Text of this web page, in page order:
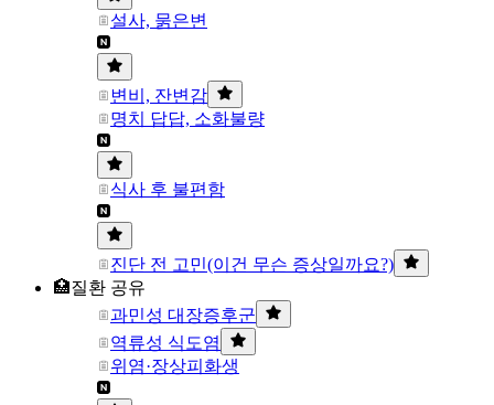
설사, 묽은변
변비, 잔변감
명치 답답, 소화불량
식사 후 불편함
진단 전 고민(이건 무슨 증상일까요?)
🏥질환 공유
과민성 대장증후군
역류성 식도염
위염·장상피화생